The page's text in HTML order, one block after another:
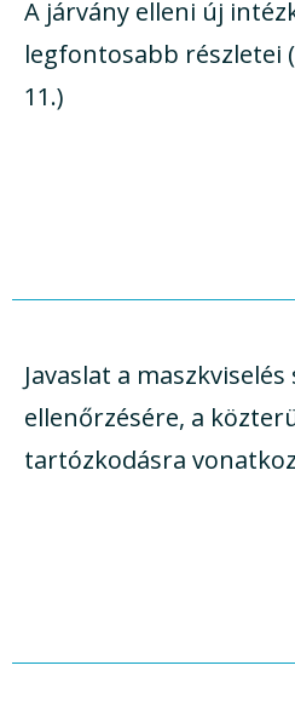
A járvány elleni új
legfontosabb részletei
11.)
Javaslat a
ellenőrzésére, a
tartózkodásra